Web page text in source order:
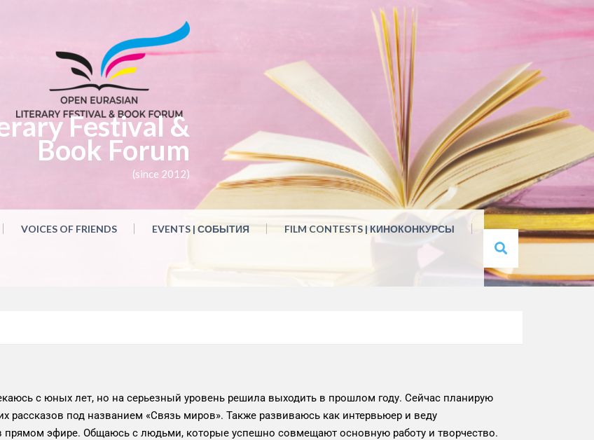
Festival &
Book Forum
(since 2012)
VOICES OF FRIENDS EVENTS | СОБЫТИЯ FILM CONTESTS | КИНОКОНКУРСЫ
с юных лет, но на серьезный уровень решила выходить в прошлом году. Сейчас планирую
рассказов под названием «Связь миров». Также развиваюсь как интервьюер и веду
эфире. Общаюсь с людьми, которые успешно совмещают основную работу и творчество.